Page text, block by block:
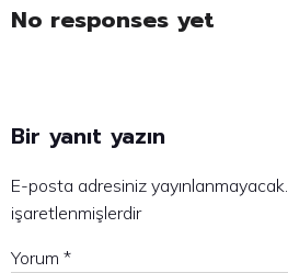
No responses yet
Bir yanıt yazın
E-posta adresiniz yayınlanmayacak.
işaretlenmişlerdir
Yorum *